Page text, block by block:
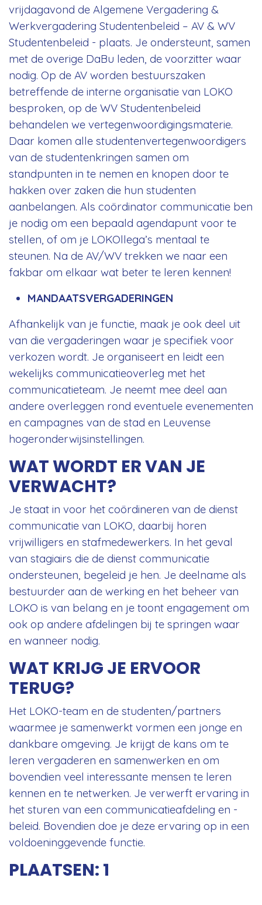
vrijdagavond de Algemene Vergadering &
Werkvergadering Studentenbeleid – AV & WV
Studentenbeleid - plaats. Je ondersteunt, samen
met de overige DaBu leden, de voorzitter waar
nodig. Op de AV worden bestuurszaken
betreffende de interne organisatie van LOKO
besproken, op de WV Studentenbeleid
behandelen we vertegenwoordigingsmaterie.
Daar komen alle studentenvertegenwoordigers
van de studentenkringen samen om
standpunten in te nemen en knopen door te
hakken over zaken die hun studenten
aanbelangen. Als coördinator communicatie ben
je nodig om een bepaald agendapunt voor te
stellen, of om je LOKOllega’s mentaal te
steunen. Na de AV/WV trekken we naar een
fakbar om elkaar wat beter te leren kennen!
MANDAATSVERGADERINGEN
Afhankelijk van je functie, maak je ook deel uit
van die vergaderingen waar je specifiek voor
verkozen wordt. Je organiseert en leidt een
wekelijks communicatieoverleg met het
communicatieteam. Je neemt mee deel aan
andere overleggen rond eventuele evenementen
en campagnes van de stad en Leuvense
hogeronderwijsinstellingen.
WAT WORDT ER VAN JE
VERWACHT?
Je staat in voor het coördineren van de dienst
communicatie van LOKO, daarbij horen
vrijwilligers en stafmedewerkers. In het geval
van stagiairs die de dienst communicatie
ondersteunen, begeleid je hen. Je deelname als
bestuurder aan de werking en het beheer van
LOKO is van belang en je toont engagement om
ook op andere afdelingen bij te springen waar
en wanneer nodig.
WAT KRIJG JE ERVOOR
TERUG?
Het LOKO-team en de studenten/partners
waarmee je samenwerkt vormen een jonge en
dankbare omgeving. Je krijgt de kans om te
leren vergaderen en samenwerken en om
bovendien veel interessante mensen te leren
kennen en te netwerken. Je verwerft ervaring in
het sturen van een communicatieafdeling en -
beleid. Bovendien doe je deze ervaring op in een
voldoeninggevende functie.
PLAATSEN: 1